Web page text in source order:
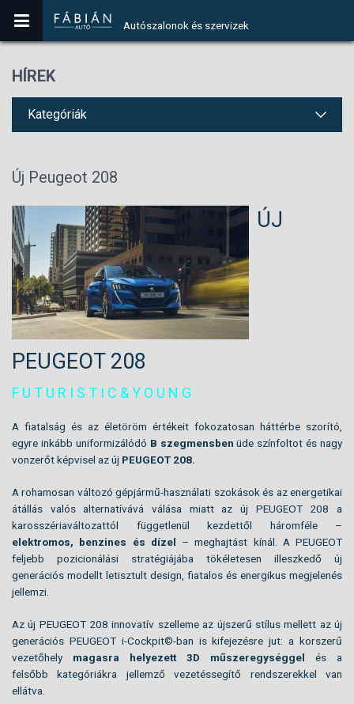
Autószalonok és szervizek
HÍREK
Kategóriák
Új Peugeot 208
ÚJ
PEUGEOT 208
F U T U R I S T I C & Y O U N G
A fiatalság és az életöröm értékeit fokozatosan háttérbe szorító,
egyre inkább uniformizálódó B szegmensben üde színfoltot és nagy
vonzerőt képvisel az új PEUGEOT 208.
A rohamosan változó gépjármű-használati szokások és az energetikai
átállás valós alternatívává válása miatt az új PEUGEOT 208 a
karosszériaváltozattól függetlenül kezdettől háromféle –
elektromos, benzines és dízel – meghajtást kínál. A PEUGEOT
feljebb pozicionálási stratégiájába tökéletesen illeszkedő új
generációs modellt letisztult design, fiatalos és energikus megjelenés
jellemzi.
Az új PEUGEOT 208 innovatív szelleme az újszerű stílus mellett az új
generációs PEUGEOT i-Cockpit©-ban is kifejezésre jut: a korszerű
vezetőhely magasra helyezett 3D műszeregységgel és a
felsőbbkategóriákra jellemző vezetéssegítő rendszerekkel van
ellátva.